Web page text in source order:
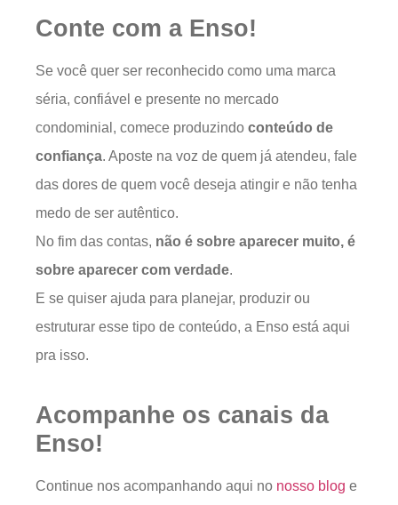
Conte com a Enso!
Se você quer ser reconhecido como uma marca
séria, confiável e presente no mercado
condominial, comece produzindo conteúdo de
confiança. Aposte na voz de quem já atendeu, fale
das dores de quem você deseja atingir e não tenha
medo de ser autêntico.
No fim das contas, não é sobre aparecer muito, é
sobre aparecer com verdade.
E se quiser ajuda para planejar, produzir ou
estruturar esse tipo de conteúdo, a Enso está aqui
pra isso.
Acompanhe os canais da
Enso!
Continue nos acompanhando aqui no nosso blog e